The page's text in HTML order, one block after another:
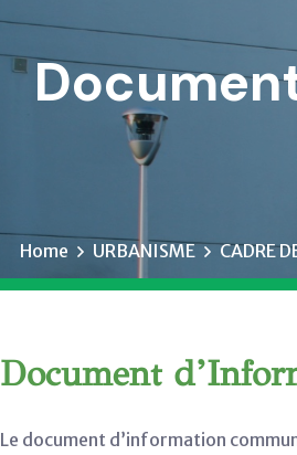
Home URBANISME CADRE
Document
Le document d’information